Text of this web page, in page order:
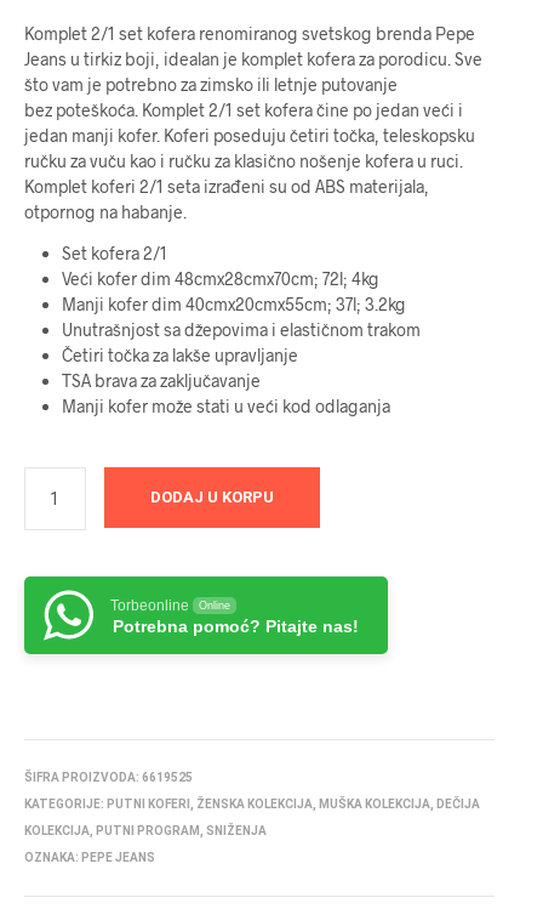
cena
je
bila:
31599 RSD.
cena
je:
29999 RSD.
Komplet 2/1 set kofera renomiranog svetskog brenda Pepe
Jeans u tirkiz boji, idealan je komplet kofera za porodicu. Sve
što vam je potrebno za zimsko ili letnje putovanje
bez poteškoća. Komplet 2/1 set kofera čine po jedan veći i
jedan manji kofer. Koferi poseduju četiri točka, teleskopsku
ručku za vuču kao i ručku za klasično nošenje kofera u ruci.
Komplet koferi 2/1 seta izrađeni su od ABS materijala,
otpornog na habanje.
Set kofera 2/1
Veći kofer dim 48cmx28cmx70cm; 72l; 4kg
Manji kofer dim 40cmx20cmx55cm; 37l; 3.2kg
Unutrašnjost sa džepovima i elastičnom trakom
Četiri točka za lakše upravljanje
TSA brava za zaključavanje
Manji kofer može stati u veći kod odlaganja
DODAJ U KORPU
Torbeonline Online
Potrebna pomoć? Pitajte nas!
ŠIFRA PROIZVODA: 6619525
KATEGORIJE: PUTNI KOFERI ŽENSKA KOLEKCIJA MUŠKA KOLEKCIJA
DEČIJA
KOLEKCIJA
PUTNI PROGRAM
SNIŽENJA
OZNAKA: PEPE JEANS